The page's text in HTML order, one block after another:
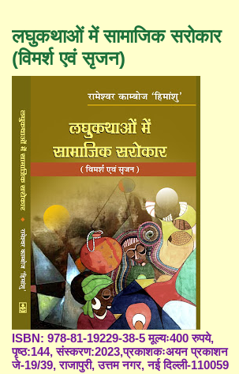
लघुकथाओं में सामाजिक सरोकार
(विमर्श एवं सृजन)
ISBN: 978-81-19229-38-5 मूल्यः400 रुपये,
पृष्ठ:144, संस्करण:2023,प्रकाशकःअयन प्रकाशन
जे-19/39, राजापुरी, उत्तम नगर, नई दिल्ली-110059